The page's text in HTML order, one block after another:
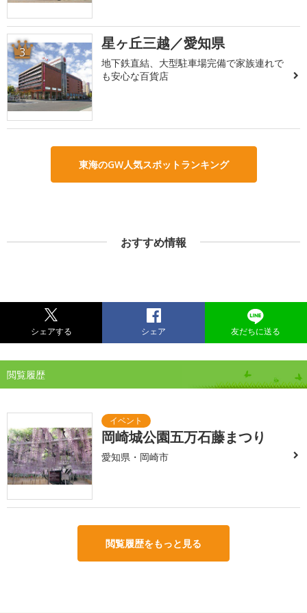
3 星ヶ丘三越／愛知県
地下鉄直結、大型駐車場完備で家族連れで
も安心な百貨店
東海のGW人気スポットランキング
おすすめ情報
シェアする シェア 友だちに送る
閲覧履歴
岡崎城公園五万石藤まつり
愛知県・岡崎市
閲覧履歴をもっと見る